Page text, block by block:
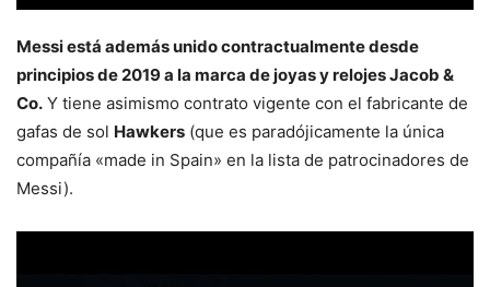
Messi está además unido contractualmente desde
principios de 2019 a la marca de joyas y relojes Jacob &
Co. Y tiene asimismo contrato vigente con el fabricante de
gafas de sol Hawkers (que es paradójicamente la única
compañía «made in Spain» en la lista de patrocinadores de
Messi).